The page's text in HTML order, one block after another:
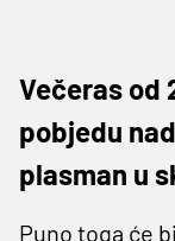
Večeras od
pobjedu
plasman u
Puno toga će